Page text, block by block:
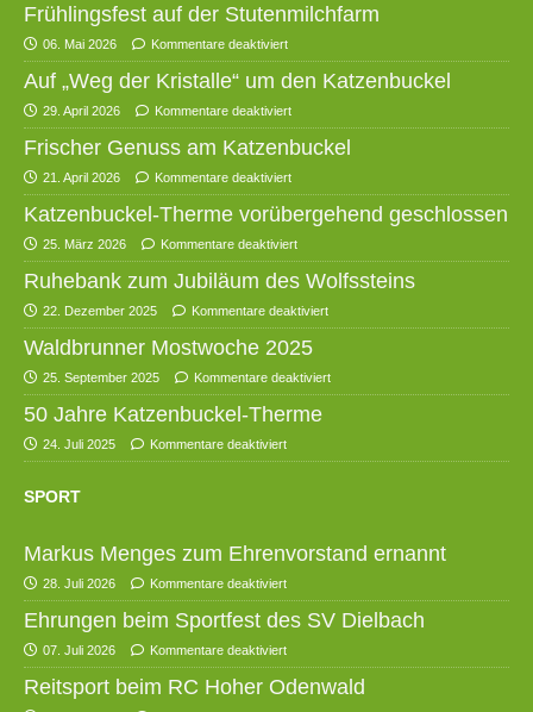
Frühlingsfest auf der Stutenmilchfarm
06. Mai 2026 Kommentare deaktiviert
Auf „Weg der Kristalle“ um den Katzenbuckel
29. April 2026 Kommentare deaktiviert
Frischer Genuss am Katzenbuckel
21. April 2026 Kommentare deaktiviert
Katzenbuckel-Therme vorübergehend geschlossen
25. März 2026 Kommentare deaktiviert
Ruhebank zum Jubiläum des Wolfssteins
22. Dezember 2025 Kommentare deaktiviert
Waldbrunner Mostwoche 2025
25. September 2025 Kommentare deaktiviert
50 Jahre Katzenbuckel-Therme
24. Juli 2025 Kommentare deaktiviert
SPORT
Markus Menges zum Ehrenvorstand ernannt
28. Juli 2026 Kommentare deaktiviert
Ehrungen beim Sportfest des SV Dielbach
07. Juli 2026 Kommentare deaktiviert
Reitsport beim RC Hoher Odenwald